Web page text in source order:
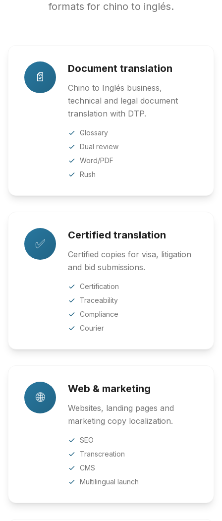
formats for chino to inglés.
📄
Document translation
Chino to Inglés business,
technical and legal document
translation with DTP.
Glossary
Dual review
Word/PDF
Rush
✅
Certified translation
Certified copies for visa, litigation
and bid submissions.
Certification
Traceability
Compliance
Courier
🌐
Web & marketing
Websites, landing pages and
marketing copy localization.
SEO
Transcreation
CMS
Multilingual launch